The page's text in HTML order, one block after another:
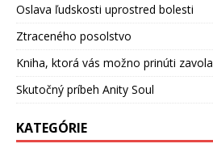
Oslava ľudskosti uprostred bolesti
Ztraceného posolstvo
Kniha, ktorá vás možno prinúti
Skutočný príbeh Anity Soul
KATEGÓRIE